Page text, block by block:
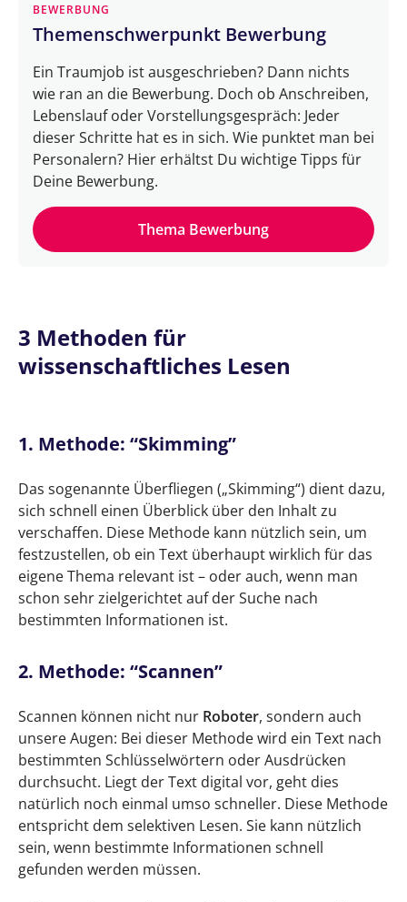
BEWERBUNG
Themenschwerpunkt Bewerbung
Ein Traumjob ist ausgeschrieben? Dann nichts
wie ran an die Bewerbung. Doch ob Anschreiben,
Lebenslauf oder Vorstellungsgespräch: Jeder
dieser Schritte hat es in sich. Wie punktet man bei
Personalern? Hier erhältst Du wichtige Tipps für
Deine Bewerbung.
Thema Bewerbung
3 Methoden für
wissenschaftliches Lesen
1. Methode: “Skimming”
Das sogenannte Überfliegen („Skimming“) dient dazu,
sich schnell einen Überblick über den Inhalt zu
verschaffen. Diese Methode kann nützlich sein, um
festzustellen, ob ein Text überhaupt wirklich für das
eigene Thema relevant ist – oder auch, wenn man
schon sehr zielgerichtet auf der Suche nach
bestimmten Informationen ist.
2. Methode: “Scannen”
Scannen können nicht nur Roboter, sondern auch
unsere Augen: Bei dieser Methode wird ein Text nach
bestimmten Schlüsselwörtern oder Ausdrücken
durchsucht. Liegt der Text digital vor, geht dies
natürlich noch einmal umso schneller. Diese Methode
entspricht dem selektiven Lesen. Sie kann nützlich
sein, wenn bestimmte Informationen schnell
gefunden werden müssen.